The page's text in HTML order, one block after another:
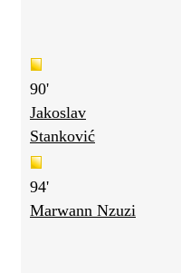
90'
Jakoslav
Stanković
94'
Marwann Nzuzi